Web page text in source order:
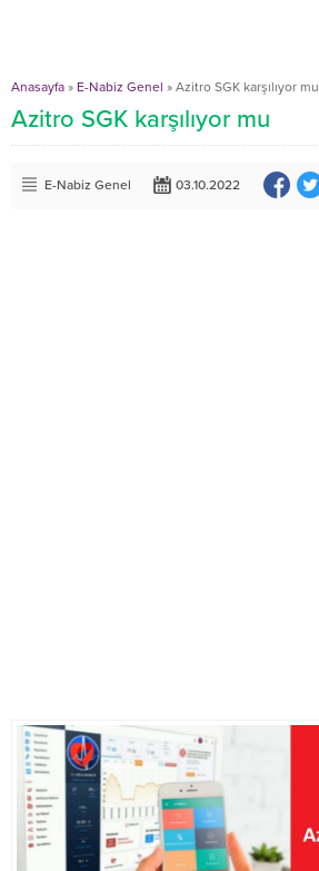
Anasayfa » E-Nabiz Genel » Azitro SGK karşılıyor mu
Azitro SGK karşılıyor mu
E-Nabiz Genel 03.10.2022